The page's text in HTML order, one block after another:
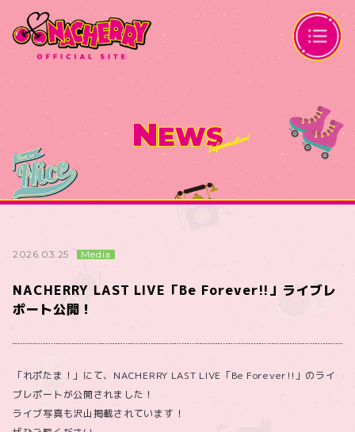
NEWS
2026.03.25 Media
NACHERRY LAST LIVE「Be Forever!!」ライブレ
ポート公開！
「れポたま！」にて、NACHERRY LAST LIVE「Be Forever!!」のライ
ブレポートが公開されました！
ライブ写真も沢山掲載されています！